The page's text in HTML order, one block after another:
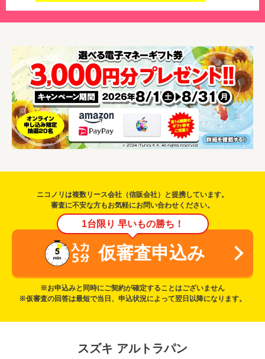
ニコノリは複数リース会社（信販会社）と提携しています。
審査に不安な方もお気軽にお問い合わせください。
1台限り 早いもの勝ち！
仮審査申込み
※お申込みと同時にご契約が確定することはございません
※仮審査の回答は最短で当日、申込状況によって翌日以降になります。
スズキ アルトラパン